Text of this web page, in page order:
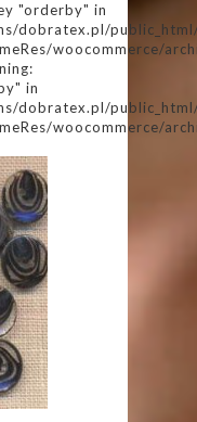
"orderby" in
dobratex.pl/
woocommerce/
in
dobratex.pl/
woocommerce/